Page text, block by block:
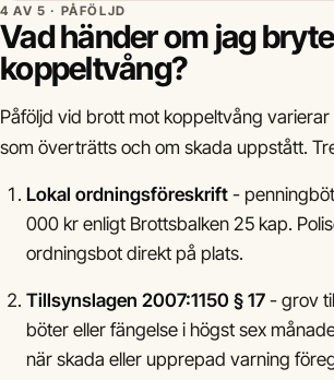
4 AV 5 · PÅFÖLJD
Vad händer om jag
koppeltvång?
Påföljd vid brott mot koppeltvång
som överträtts och om skada uppstått.
Lokal ordningsföreskrift -
000 kr enligt Brottsbalken 25 kap.
ordningsbot direkt på plats.
Tillsynslagen 2007:1150 § 17 - grov
böter eller fängelse i högst sex
när skada eller upprepad varning